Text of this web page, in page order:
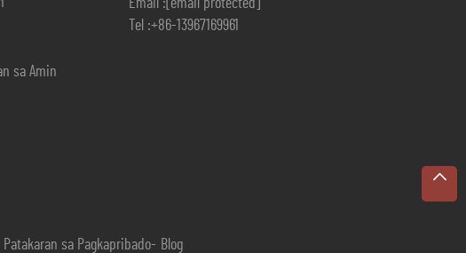
sa Amin
Email : [email protected]
Tel :+86-13967169961
Patakaran sa Pagkapribado- Blog